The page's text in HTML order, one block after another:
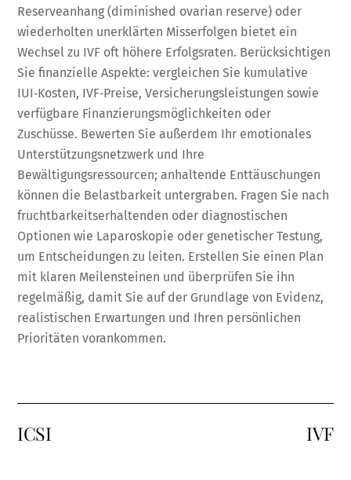
Reserveanhang (diminished ovarian reserve) oder
wiederholten unerklärten Misserfolgen bietet ein
Wechsel zu IVF oft höhere Erfolgsraten. Berücksichtigen
Sie finanzielle Aspekte: vergleichen Sie kumulative
IUI‑Kosten, IVF‑Preise, Versicherungsleistungen sowie
verfügbare Finanzierungsmöglichkeiten oder
Zuschüsse. Bewerten Sie außerdem Ihr emotionales
Unterstützungsnetzwerk und Ihre
Bewältigungsressourcen; anhaltende Enttäuschungen
können die Belastbarkeit untergraben. Fragen Sie nach
fruchtbarkeitserhaltenden oder diagnostischen
Optionen wie Laparoskopie oder genetischer Testung,
um Entscheidungen zu leiten. Erstellen Sie einen Plan
mit klaren Meilensteinen und überprüfen Sie ihn
regelmäßig, damit Sie auf der Grundlage von Evidenz,
realistischen Erwartungen und Ihren persönlichen
Prioritäten vorankommen.
ICSI IVF